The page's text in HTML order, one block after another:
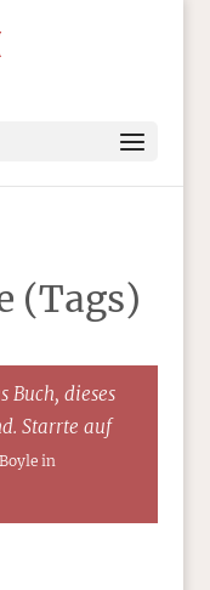
(Tags)
Buch, dieses
Starrte auf
in